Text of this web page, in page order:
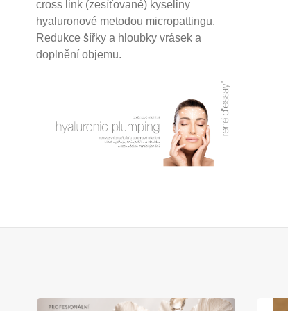
cross link (zesíťované) kyseliny
hyaluronové metodou micropattingu.
Redukce šířky a hloubky vrásek a
doplnění objemu.